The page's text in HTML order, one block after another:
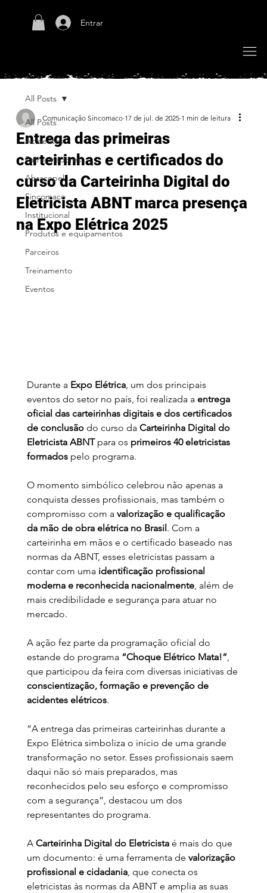
Entrar
All Posts
Acidentes
Patrocinadores
Abracopel
Sincomaco
Institucional
Produtos e equipamentos
Parceiros
Treinamento
Eventos
All Posts
Entrega das primeiras
carteirinhas e certificados do
curso da Carteirinha Digital do
Eletricista ABNT marca presença
na Expo Elétrica 2025
Comunicação Sincomaco 17 de jul. de 2025 1 min de leitura
Durante a Expo Elétrica, um dos principais
eventos do setor no país, foi realizada a entrega
oficial das carteirinhas digitais e dos certificados
de conclusão do curso da Carteirinha Digital do
Eletricista ABNT para os primeiros 40 eletricistas
formados pelo programa.
O momento simbólico celebrou não apenas a
conquista desses profissionais, mas também o
compromisso com a valorização e qualificação
da mão de obra elétrica no Brasil . Com a
carteirinha em mãos e o certificado baseado nas
normas da ABNT, esses eletricistas passam a
contar com uma identificação profissional
moderna e reconhecida nacionalmente, além de
mais credibilidade e segurança para atuar no
mercado.
A ação fez parte da programação oficial do
estande do programa “Choque Elétrico Mata!”,
que participou da feira com diversas iniciativas de
conscientização, formação e prevenção de
acidentes elétricos.
“A entrega das primeiras carteirinhas durante a
Expo Elétrica simboliza o início de uma grande
transformação no setor. Esses profissionais saem
daqui não só mais preparados, mas
reconhecidos pelo seu esforço e compromisso
com a segurança”, destacou um dos
representantes do programa.
A Carteirinha Digital do Eletricista é mais do que
um documento: é uma ferramenta de valorização
profissional e cidadania, que conecta os
eletricistas às normas da ABNT e amplia as suas